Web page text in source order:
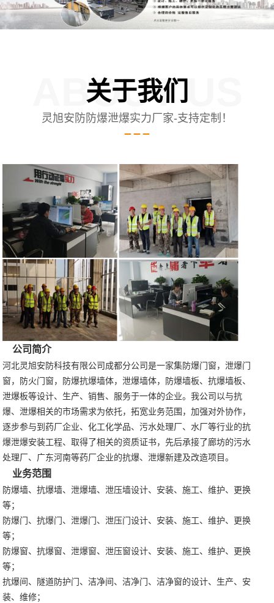
关于我们
ABOUT US
灵旭安防防爆泄爆实力厂家-支持定制！
公司简介
河北灵旭安防科技有限公司成都分公司是一家集防爆门窗，泄爆门
窗，防火门窗，防爆抗爆墙体，泄爆墙体，防爆墙板、抗爆墙板、
泄爆板等设计、生产、销售、服务于一体的企业。我公司以与抗
爆、泄爆相关的市场需求为依托，拓宽业务范围，加强对外协作，
逐步参与到药厂企业、化工化学品、污水处理厂、水厂等行业的抗
爆泄爆安装工程、取得了相关的资质证书，先后承接了廊坊的污水
处理厂、广东河南等药厂企业的抗爆、泄爆新建及改造项目。
业务范围
防爆墙、抗爆墙、泄爆墙、泄压墙设计、安装、施工、维护、更换
等；
防爆门、抗爆门、泄爆门、泄压门设计、安装、施工、维护、更换
等；
防爆窗、抗爆窗、泄爆窗、泄压窗设计、安装、施工、维护、更换
等；
抗爆间、隧道防护门、洁净间、洁净门、洁净窗的设计、生产、安
装、维修；